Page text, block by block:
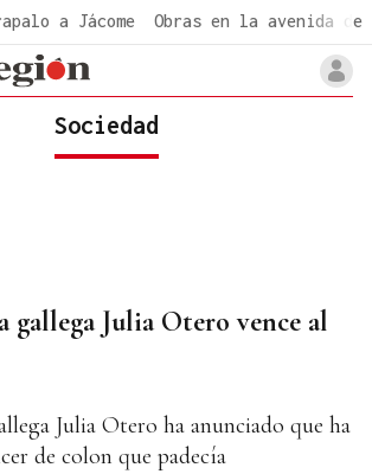
a Jácome Obras en la avenida de
Sociedad
gallega Julia Otero vence al
Julia Otero ha anunciado que ha
de colon que padecía